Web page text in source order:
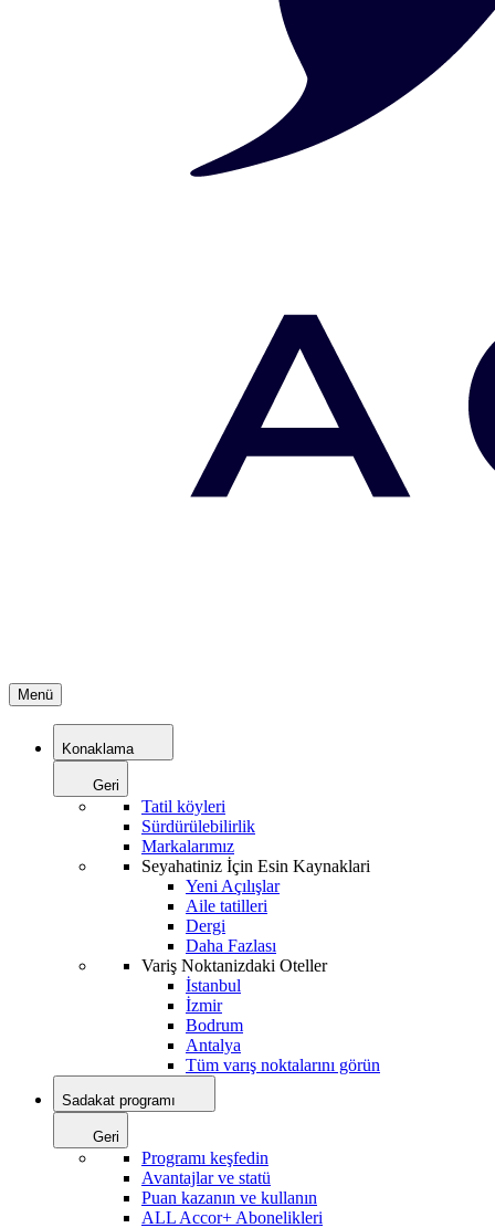
Menü
Konaklama
Geri
Tatil köyleri
Sürdürülebilirlik
Markalarımız
Seyahatiniz İçin Esin Kaynaklari
Yeni Açılışlar
Aile tatilleri
Dergi
Daha Fazlası
Variş Noktanizdaki Oteller
İstanbul
İzmir
Bodrum
Antalya
Tüm varış noktalarını görün
Sadakat programı
Geri
Programı keşfedin
Avantajlar ve statü
Puan kazanın ve kullanın
ALL Accor+ Abonelikleri